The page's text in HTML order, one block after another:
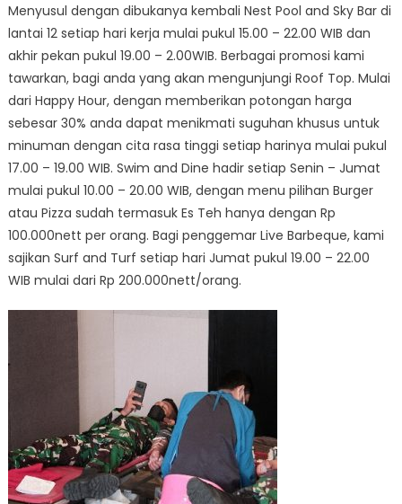
Menyusul dengan dibukanya kembali Nest Pool and Sky Bar di
lantai 12 setiap hari kerja mulai pukul 15.00 – 22.00 WIB dan
akhir pekan pukul 19.00 – 2.00WIB. Berbagai promosi kami
tawarkan, bagi anda yang akan mengunjungi Roof Top. Mulai
dari Happy Hour, dengan memberikan potongan harga
sebesar 30% anda dapat menikmati suguhan khusus untuk
minuman dengan cita rasa tinggi setiap harinya mulai pukul
17.00 – 19.00 WIB. Swim and Dine hadir setiap Senin – Jumat
mulai pukul 10.00 – 20.00 WIB, dengan menu pilihan Burger
atau Pizza sudah termasuk Es Teh hanya dengan Rp
100.000nett per orang. Bagi penggemar Live Barbeque, kami
sajikan Surf and Turf setiap hari Jumat pukul 19.00 – 22.00
WIB mulai dari Rp 200.000nett/orang.